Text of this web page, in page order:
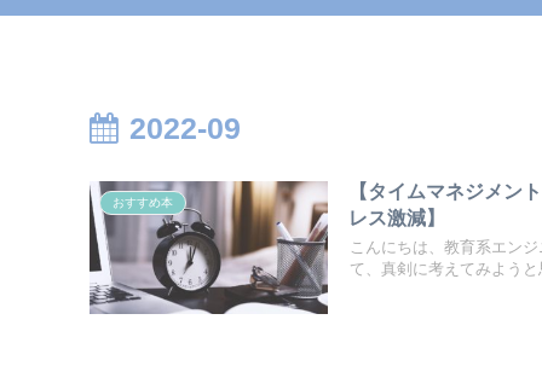
2022-09
おすすめ本
【タイムマネジメン
レス激減】
こんにちは、教育系エン
て、真剣に考えてみよう